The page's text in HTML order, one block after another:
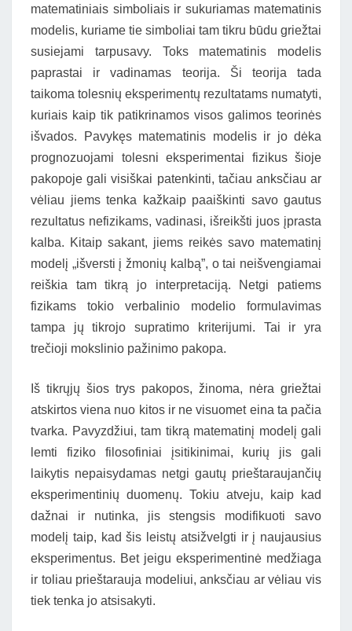
matematiniais simboliais ir sukuriamas matematinis
modelis, kuriame tie simboliai tam tikru būdu griežtai
susiejami tarpusavy. Toks matematinis modelis
paprastai ir vadinamas teorija. Ši teorija tada
taikoma tolesnių eksperimentų rezultatams numatyti,
kuriais kaip tik patikrinamos visos galimos teorinės
išvados. Pavykęs matematinis modelis ir jo dėka
prognozuojami tolesni eksperimentai fizikus šioje
pakopoje gali visiškai patenkinti, tačiau anksčiau ar
vėliau jiems tenka kažkaip paaiškinti savo gautus
rezultatus nefizikams, vadinasi, išreikšti juos įprasta
kalba. Kitaip sakant, jiems reikės savo matematinį
modelį „išversti į žmonių kalbą”, o tai neišvengiamai
reiškia tam tikrą jo interpretaciją. Netgi patiems
fizikams tokio verbalinio modelio formulavimas
tampa jų tikrojo supratimo kriterijumi. Tai ir yra
trečioji mokslinio pažinimo pakopa.
Iš tikrųjų šios trys pakopos, žinoma, nėra griežtai
atskirtos viena nuo kitos ir ne visuomet eina ta pačia
tvarka. Pavyzdžiui, tam tikrą matematinį modelį gali
lemti fiziko filosofiniai įsitikinimai, kurių jis gali
laikytis nepaisydamas netgi gautų prieštaraujančių
eksperimentinių duomenų. Tokiu atveju, kaip kad
dažnai ir nutinka, jis stengsis modifikuoti savo
modelį taip, kad šis leistų atsižvelgti ir į naujausius
eksperimentus. Bet jeigu eksperimentinė medžiaga
ir toliau prieštarauja modeliui, anksčiau ar vėliau vis
tiek tenka jo atsisakyti.